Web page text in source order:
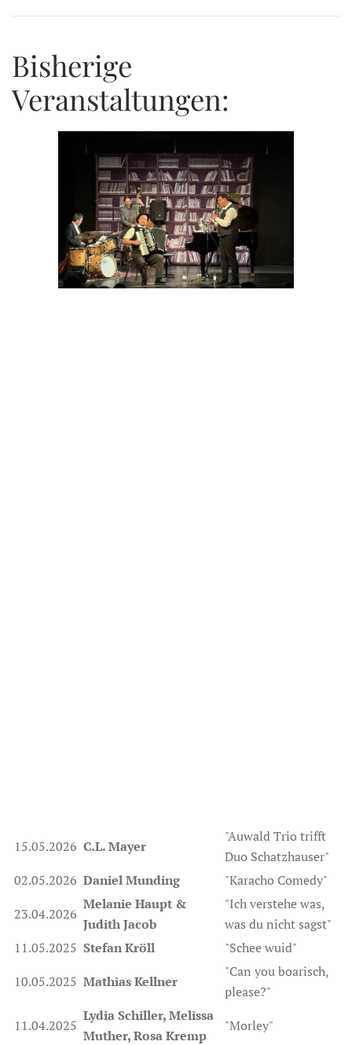
Bisherige
Veranstaltungen:
HIER KLICKEN!
15.05.2026 C.L. Mayer
"Auwald Trio trifft
Duo Schatzhauser"
02.05.2026 Daniel Munding
"Karacho Comedy"
23.04.2026
Melanie Haupt &
Judith Jacob
"Ich verstehe was,
was du nicht sagst"
11.05.2025 Stefan Kröll
"Schee wuid"
10.05.2025 Mathias Kellner
"Can you boarisch,
please?"
11.04.2025
Lydia Schiller, Melissa
Muther, Rosa Kremp
"Morley"